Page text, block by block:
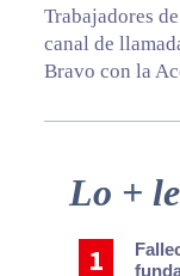
Trabajadores
canal de
Bravo con la
Primary
Sidebar
Lo +